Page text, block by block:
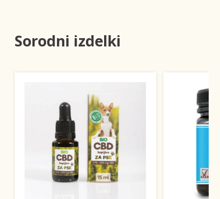
Sorodni izdelki